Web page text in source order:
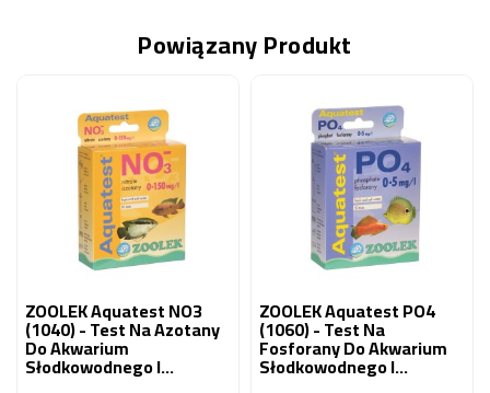
Powiązany Produkt
ZOOLEK Aquatest NO3
(1040) - Test Na Azotany
Do Akwarium
Słodkowodnego I
Morskiego 1 Szt.
ZOOLEK Aquatest PO4
(1060) - Test Na
Fosforany Do Akwarium
Słodkowodnego I
Morskiego 1 Szt.